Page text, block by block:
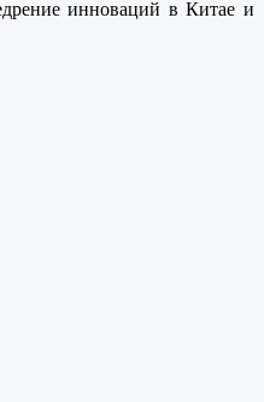
инноваций в Китае и